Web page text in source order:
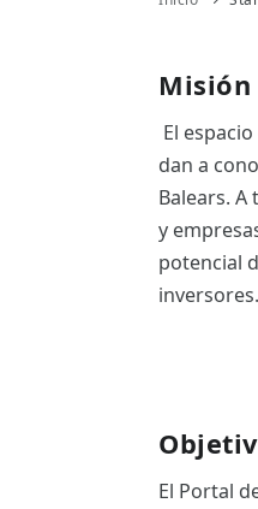
Misión
El
dan a
Balears.
y
potencial
inversores.
El Portal